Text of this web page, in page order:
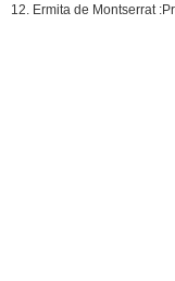
Ermita de Montserrat